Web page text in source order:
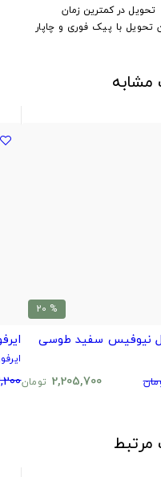
تحویل در کمترین زمان
تحویل با پیک فوری و چاپار
% 20
نیوفیس سفید طوسی
2,205,700 تومان